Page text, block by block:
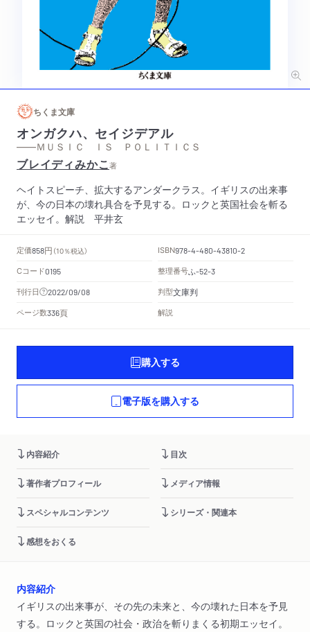
ちくま文庫
オンガクハ、セイジデアル
——ＭＵＳＩＣ ＩＳ ＰＯＬＩＴＩＣＳ
ブレイディみかこ著
ヘイトスピーチ、拡大するアンダークラス。イギリスの出来事
が、今の日本の壊れ具合を予見する。ロックと英国社会を斬る
エッセイ。解説 平井玄
定価858円 （10％税込） ISBN978-4-480-43810-2
Cコード0195 整理番号ふ-52-3
刊行日 2022/09/08 判型文庫判
ページ数336頁 解説
購入する
電子版を購入する
内容紹介 目次
著作者プロフィール メディア情報
スペシャルコンテンツ シリーズ・関連本
感想をおくる
内容紹介
イギリスの出来事が、その先の未来と、今の壊れた日本を予見
する。ロックと英国の社会・政治を斬りまくる初期エッセイ。